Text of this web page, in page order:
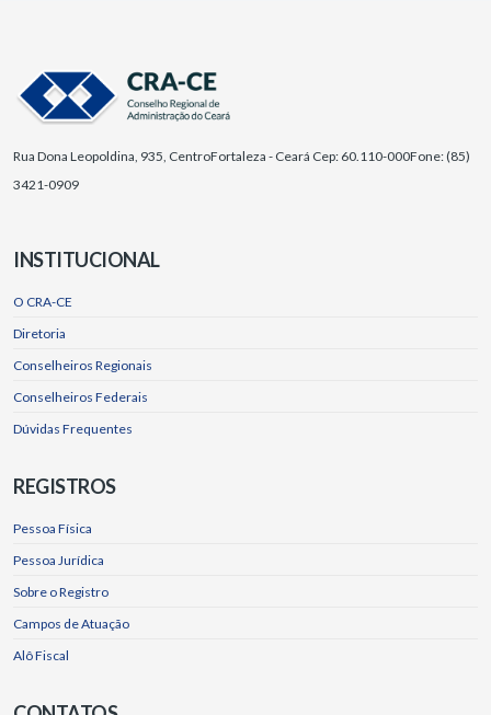
Rua Dona Leopoldina, 935, CentroFortaleza - Ceará Cep: 60.110-000Fone: (85)
3421-0909
INSTITUCIONAL
O CRA-CE
Diretoria
Conselheiros Regionais
Conselheiros Federais
Dúvidas Frequentes
REGISTROS
Pessoa Física
Pessoa Jurídica
Sobre o Registro
Campos de Atuação
Alô Fiscal